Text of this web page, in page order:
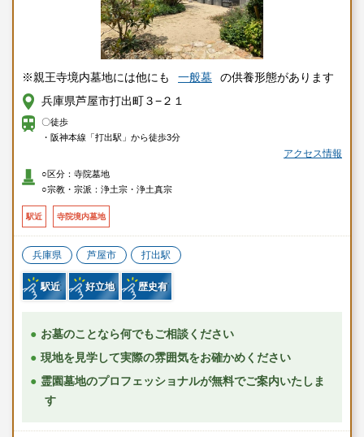
※親王寺境内墓地には他にも 一般墓
の供養形態があります
兵庫県芦屋市打出町３−２１
〇徒歩
・阪神本線「打出駅」から徒歩3分
アクセス情報
○区分：寺院墓地
○宗教・宗派：浄土宗・浄土真宗
駅近 寺院境内墓地
兵庫県 芦屋市 打出駅
駅近 好立地 歴史有
お墓のことなら何でもご相談ください
現地を見学して実際の雰囲気をお確かめください
霊園墓地のプロフェッショナルが無料でご案内いたしま
す